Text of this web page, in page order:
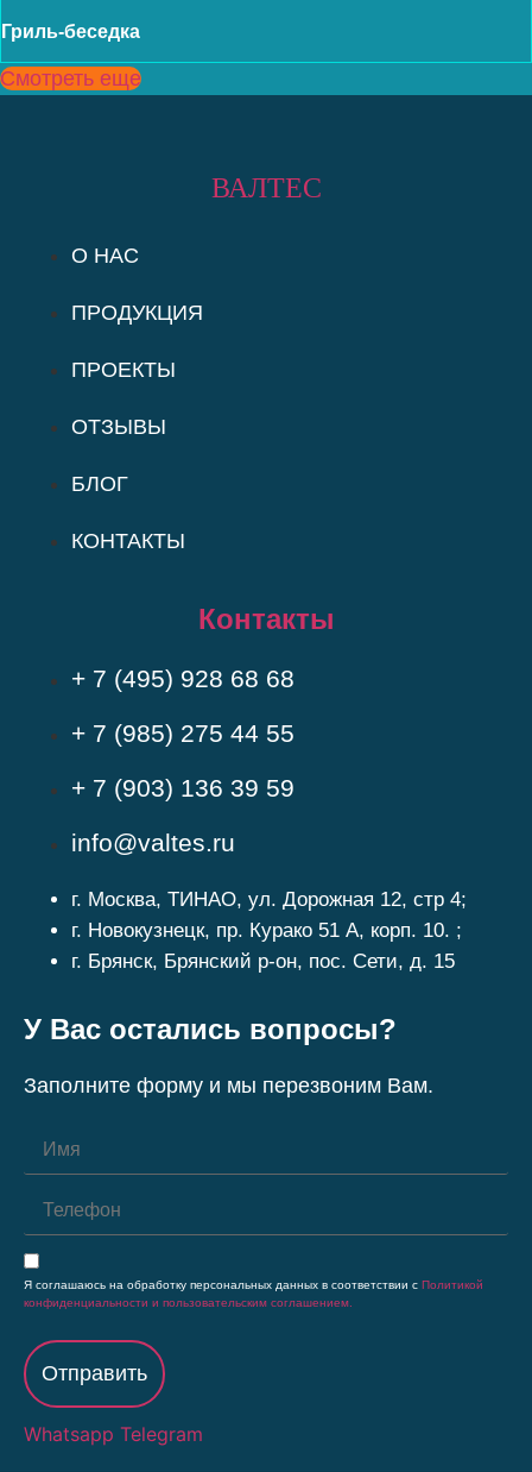
Гриль-беседка
Смотреть еще
ВАЛТЕС
О НАС
ПРОДУКЦИЯ
ПРОЕКТЫ
ОТЗЫВЫ
БЛОГ
КОНТАКТЫ
Контакты
+ 7 (495) 928 68 68
+ 7 (985) 275 44 55
+ 7 (903) 136 39 59
info@valtes.ru
г. Москва, ТИНАО, ул. Дорожная 12, стр 4;
г. Новокузнецк, пр. Курако 51 А, корп. 10. ;
г. Брянск, Брянский р-он, пос. Сети, д. 15
У Вас остались вопросы?
Заполните форму и мы перезвоним Вам.
Я соглашаюсь на обработку персональных данных в соответствии с Политикой
конфиденциальности и пользовательским соглашением.
Отправить
Whatsapp Telegram